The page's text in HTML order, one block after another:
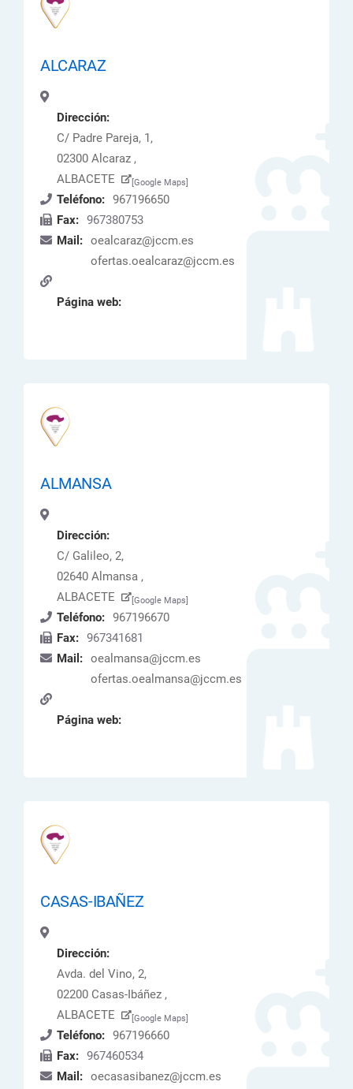
ALCARAZ
Dirección:
C/ Padre Pareja, 1,
02300 Alcaraz ,
ALBACETE
[Google Maps]
Teléfono: 967196650
Fax: 967380753
Mail: oealcaraz@jccm.es
ofertas.oealcaraz@jccm.es
Página web:
ALMANSA
Dirección:
C/ Galileo, 2,
02640 Almansa ,
ALBACETE
[Google Maps]
Teléfono: 967196670
Fax: 967341681
Mail: oealmansa@jccm.es
ofertas.oealmansa@jccm.es
Página web:
CASAS-IBAÑEZ
Dirección:
Avda. del Vino, 2,
02200 Casas-Ibáñez ,
ALBACETE
[Google Maps]
Teléfono: 967196660
Fax: 967460534
Mail: oecasasibanez@jccm.es